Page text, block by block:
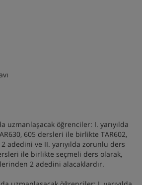
uzmanlaşacak öğrenciler: I. yarıyılda
605 dersleri ile birlikte TAR602,
adedini ve II. yarıyılda zorunlu ders
ile birlikte seçmeli ders olarak,
2 adedini alacaklardır.